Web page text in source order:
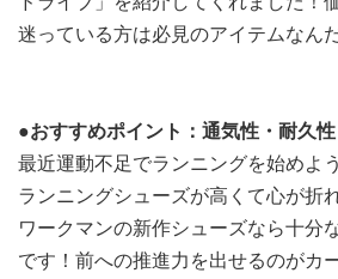
迷っている方は必見のアイテムなん
●おすすめポイント：通気性・耐久性
最近運動不足でランニングを始めよ
ランニングシューズが高くて心が折
ワークマンの新作シューズなら十分
です！前への推進力を出せるのがカ